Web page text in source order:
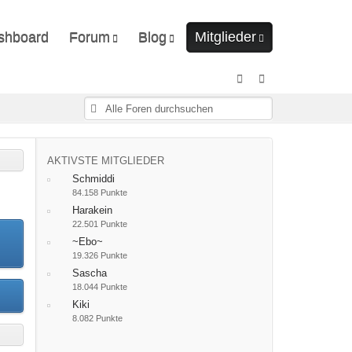
Forum Blog Mitglieder
Benutzer online
Mitgliedersuche
AKTIVSTE MITGLIEDER
Schmiddi
84.158 Punkte
Harakein
22.501 Punkte
~Ebo~
19.326 Punkte
Sascha
18.044 Punkte
Kiki
8.082 Punkte